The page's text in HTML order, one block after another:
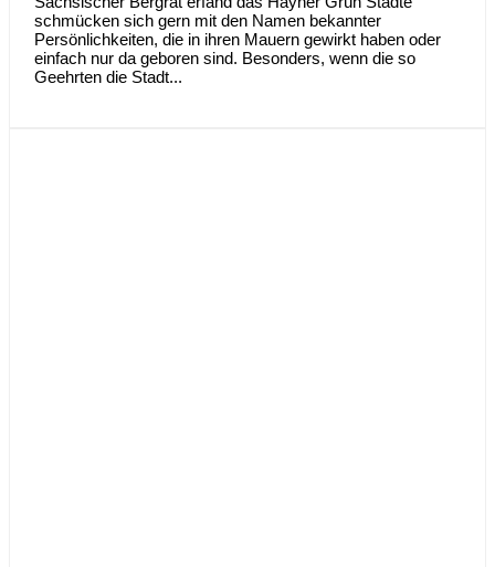
schmücken sich gern mit den Namen bekannter
Persönlichkeiten, die in ihren Mauern gewirkt haben oder
einfach nur da geboren sind. Besonders, wenn die so
Geehrten die Stadt...